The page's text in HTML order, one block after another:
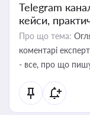
Telegram
кейси,
Про що тема:
коментарі
- все, про що